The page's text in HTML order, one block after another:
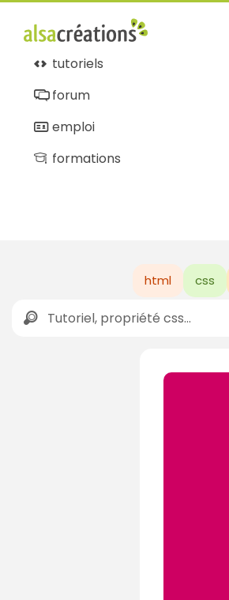
tutoriels
forum
emploi
formations
html css